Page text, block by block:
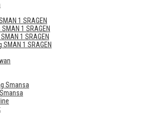
1 SRAGEN
1 SRAGEN
1 SRAGEN
SMAN 1 SRAGEN
Smansa